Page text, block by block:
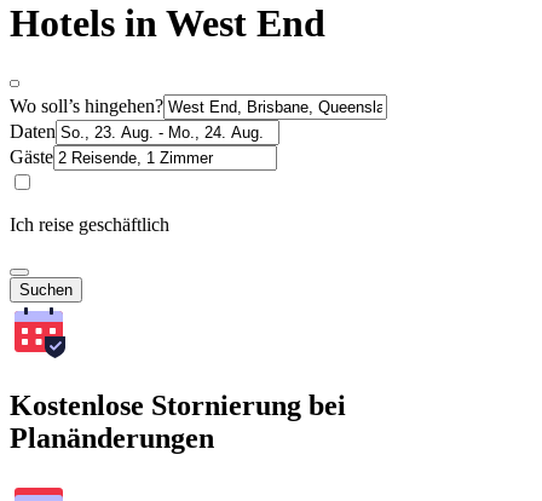
Hotels in West End
Wo soll’s hingehen?
Daten
Gäste
Ich reise geschäftlich
Suchen
Kostenlose Stornierung bei
Planänderungen